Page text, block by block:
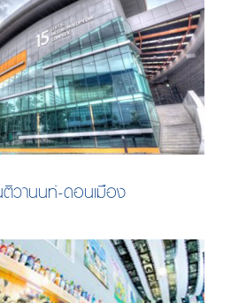
วานนท์-ดอนเมือง